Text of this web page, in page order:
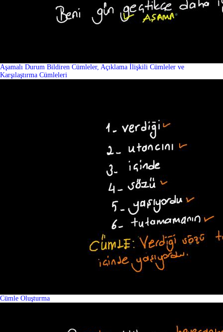
Aşamalı Durum Bildiren Cümleler, Açıklama İlişkili Cümleler ve
Karşılaştırma Cümleleri
Cümle Oluşturma